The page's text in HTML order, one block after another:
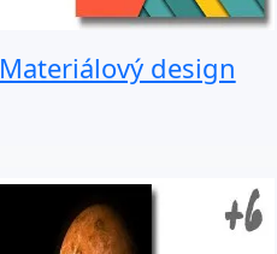
Materiálový design